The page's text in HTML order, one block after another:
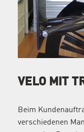
VELO MIT
Beim
verschiedenen